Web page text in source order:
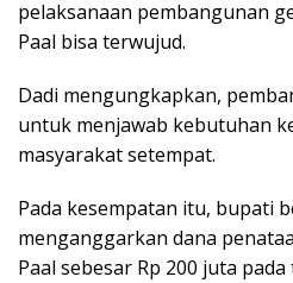
pelaksanaan pembangunan
Paal bisa terwujud.
Dadi mengungkapkan,
untuk menjawab kebutuhan
masyarakat setempat.
Pada kesempatan itu, bupati
menganggarkan dana
Paal sebesar Rp 200 juta